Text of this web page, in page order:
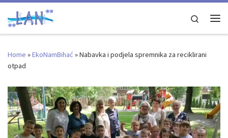
Skip to content
Search
Home »EkoNamBihać »Nabavka i podjela spremnika za reciklirani
otpad